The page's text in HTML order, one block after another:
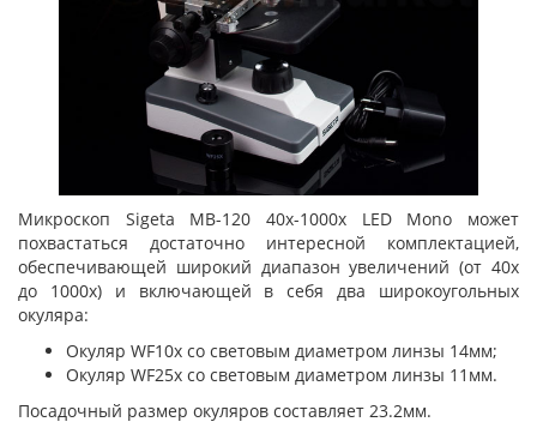
Микроскоп Sigeta MB-120 40x-1000x LED Mono может
похвастаться достаточно интересной комплектацией,
обеспечивающей широкий диапазон увеличений (от 40х
до 1000х) и включающей в себя два широкоугольных
окуляра:
Окуляр WF10x со световым диаметром линзы 14мм;
Окуляр WF25x со световым диаметром линзы 11мм.
Посадочный размер окуляров составляет 23.2мм.